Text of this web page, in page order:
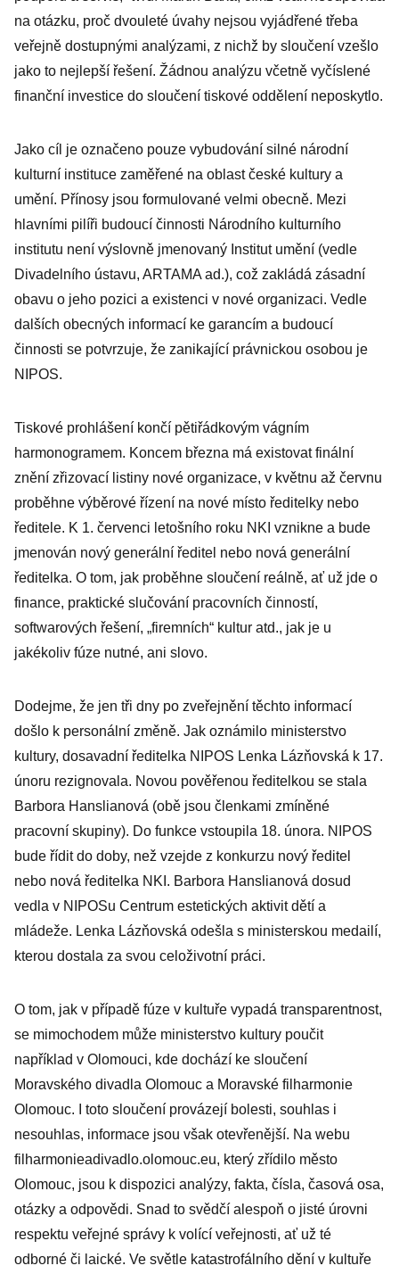
na otázku, proč dvouleté úvahy nejsou vyjádřené třeba
veřejně dostupnými analýzami, z nichž by sloučení vzešlo
jako to nejlepší řešení. Žádnou analýzu včetně vyčíslené
finanční investice do sloučení tiskové oddělení neposkytlo.
Jako cíl je označeno pouze vybudování silné národní
kulturní instituce zaměřené na oblast české kultury a
umění. Přínosy jsou formulované velmi obecně. Mezi
hlavními pilíři budoucí činnosti Národního kulturního
institutu není výslovně jmenovaný Institut umění (vedle
Divadelního ústavu, ARTAMA ad.), což zakládá zásadní
obavu o jeho pozici a existenci v nové organizaci. Vedle
dalších obecných informací ke garancím a budoucí
činnosti se potvrzuje, že zanikající právnickou osobou je
NIPOS.
Tiskové prohlášení končí pětiřádkovým vágním
harmonogramem. Koncem března má existovat finální
znění zřizovací listiny nové organizace, v květnu až červnu
proběhne výběrové řízení na nové místo ředitelky nebo
ředitele. K 1. červenci letošního roku NKI vznikne a bude
jmenován nový generální ředitel nebo nová generální
ředitelka. O tom, jak proběhne sloučení reálně, ať už jde o
finance, praktické slučování pracovních činností,
softwarových řešení, „firemních“ kultur atd., jak je u
jakékoliv fúze nutné, ani slovo.
Dodejme, že jen tři dny po zveřejnění těchto informací
došlo k personální změně. Jak oznámilo ministerstvo
kultury, dosavadní ředitelka NIPOS Lenka Lázňovská k 17.
únoru rezignovala. Novou pověřenou ředitelkou se stala
Barbora Hanslianová (obě jsou členkami zmíněné
pracovní skupiny). Do funkce vstoupila 18. února. NIPOS
bude řídit do doby, než vzejde z konkurzu nový ředitel
nebo nová ředitelka NKI. Barbora Hanslianová dosud
vedla v NIPOSu Centrum estetických aktivit dětí a
mládeže. Lenka Lázňovská odešla s ministerskou medailí,
kterou dostala za svou celoživotní práci.
O tom, jak v případě fúze v kultuře vypadá transparentnost,
se mimochodem může ministerstvo kultury poučit
například v Olomouci, kde dochází ke sloučení
Moravského divadla Olomouc a Moravské filharmonie
Olomouc. I toto sloučení provázejí bolesti, souhlas i
nesouhlas, informace jsou však otevřenější. Na webu
filharmonieadivadlo.olomouc.eu, který zřídilo město
Olomouc, jsou k dispozici analýzy, fakta, čísla, časová osa,
otázky a odpovědi. Snad to svědčí alespoň o jisté úrovni
respektu veřejné správy k volící veřejnosti, ať už té
odborné či laické. Ve světle katastrofálního dění v kultuře